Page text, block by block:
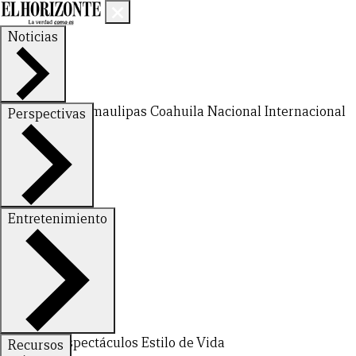
Noticias
Nuevo LeónTamaulipas Coahuila NacionalInternacional
Perspectivas
FinanzasOpinión
Entretenimiento
DeportesEspectáculos Estilo de Vida
Recursos
CERRAR